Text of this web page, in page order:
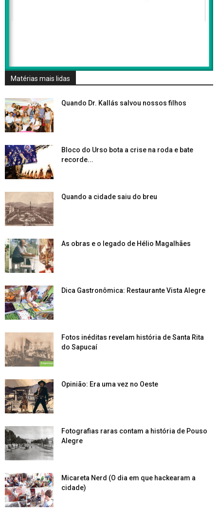
Matérias mais lidas
Quando Dr. Kallás salvou nossos filhos
Bloco do Urso bota a crise na roda e bate
recorde...
Quando a cidade saiu do breu
As obras e o legado de Hélio Magalhães
Dica Gastronômica: Restaurante Vista Alegre
Fotos inéditas revelam história de Santa Rita
do Sapucaí
Opinião: Era uma vez no Oeste
Fotografias raras contam a história de Pouso
Alegre
Micareta Nerd (O dia em que hackearam a
cidade)